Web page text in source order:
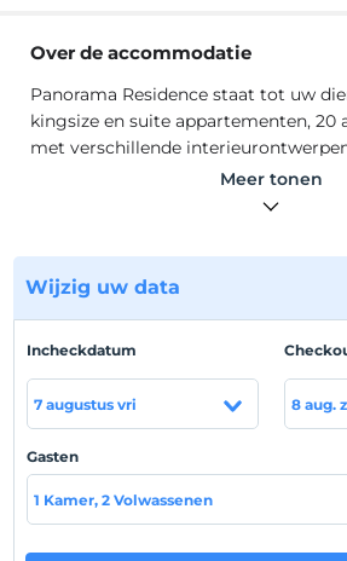
Over de accommodatie
Panorama Residence staat tot uw
kingsize en suite appartementen, 20
met verschillende
parkeergelegenheid voor 20 auto's.
Onze kamers hebben een
medewerkers, studenten en gezinnen.
Locatie
Panorama Residence ligt in het
meter van privéziekenhuizen, op 500
winkelcentrum en op 25 km van het
ligt op afstand.
Toon op
Meer tonen
Wijzig uw data
Incheckdatum
7 augustus vri 8 aug.
Gasten
1 Kamer, 2 Volwassenen